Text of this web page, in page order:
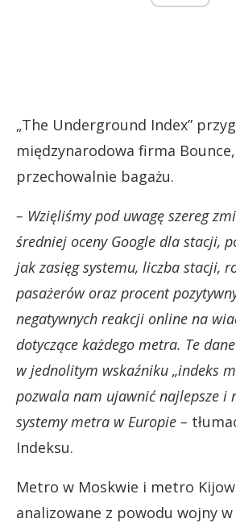
„The Underground Index”
międzynarodowa firma
przechowalnie bagażu.
– Wzięliśmy pod uwagę szereg
średniej oceny Google dla stacji,
jak zasięg systemu, liczba stacji,
pasażerów oraz procent
negatywnych reakcji online na
dotyczące każdego metra. Te
w jednolitym wskaźniku „indeks
pozwala nam ujawnić najlepsze i
systemy metra w Europie –
Indeksu.
Metro w Moskwie i metro
analizowane z powodu wojny